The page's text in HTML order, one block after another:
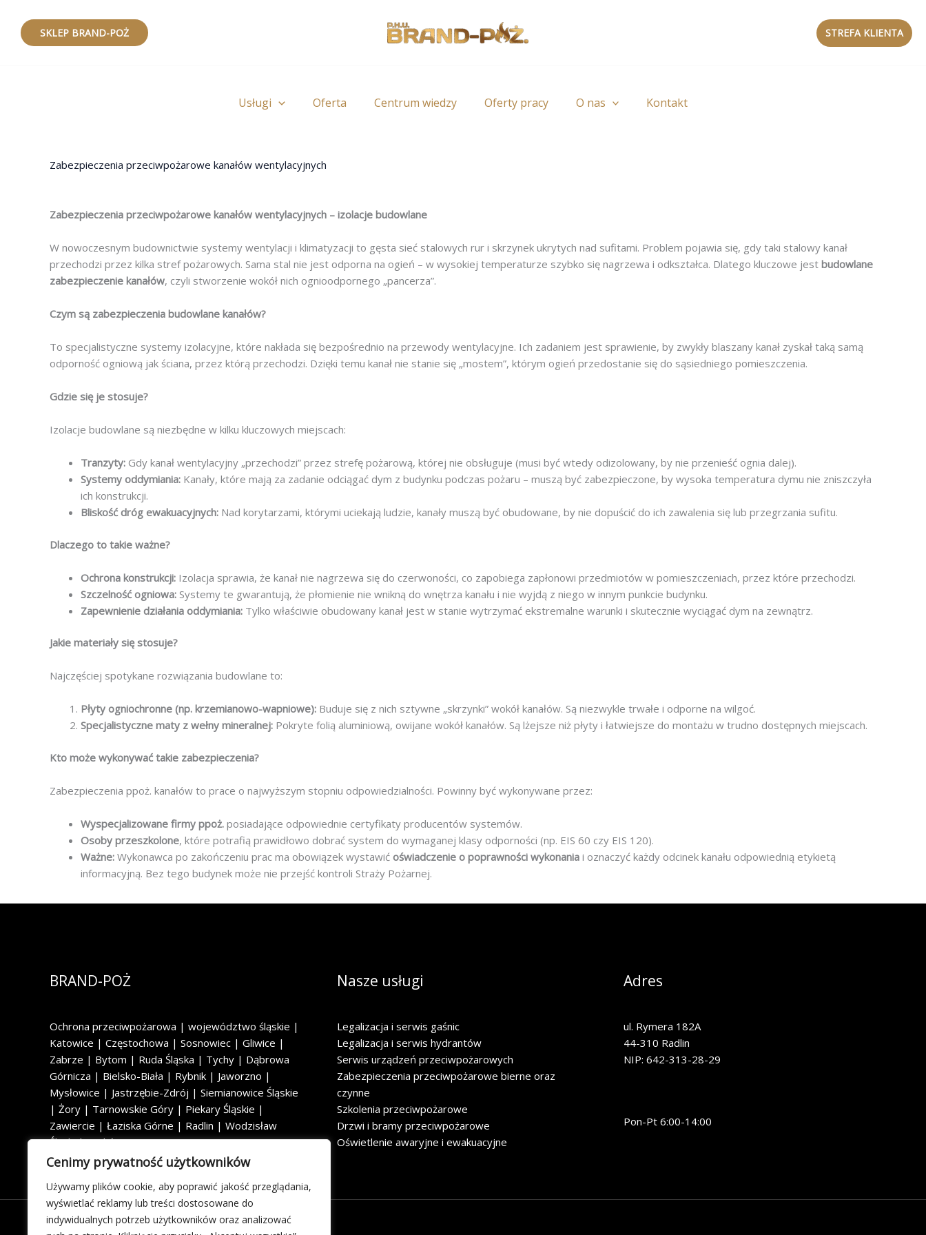
Cenimy prywatność użytkowników
Używamy plików cookie, aby poprawić jakość przeglądania,
wyświetlać reklamy lub treści dostosowane do
indywidualnych potrzeb użytkowników oraz analizować
treści
SKLEP BRAND-POŻ STREFA KLIENTA
Usługi Oferta Centrum wiedzy Oferty pracy O nas Kontakt
Zabezpieczenia przeciwpożarowe kanałów wentylacyjnych
Zabezpieczenia przeciwpożarowe kanałów wentylacyjnych – izolacje budowlane
W nowoczesnym budownictwie systemy wentylacji i klimatyzacji to gęsta sieć stalowych rur i skrzynek ukrytych nad sufitami. Problem pojawia się, gdy taki stalowy kanał
przechodzi przez kilka stref pożarowych. Sama stal nie jest odporna na ogień – w wysokiej temperaturze szybko się nagrzewa i odkształca. Dlatego kluczowe jest budowlane
zabezpieczenie kanałów, czyli stworzenie wokół nich ognioodpornego „pancerza”.
Czym są zabezpieczenia budowlane kanałów?
To specjalistyczne systemy izolacyjne, które nakłada się bezpośrednio na przewody wentylacyjne. Ich zadaniem jest sprawienie, by zwykły blaszany kanał zyskał taką samą
odporność ogniową jak ściana, przez którą przechodzi. Dzięki temu kanał nie stanie się „mostem”, którym ogień przedostanie się do sąsiedniego pomieszczenia.
Gdzie się je stosuje?
Izolacje budowlane są niezbędne w kilku kluczowych miejscach:
Tranzyty: Gdy kanał wentylacyjny „przechodzi” przez strefę pożarową, której nie obsługuje (musi być wtedy odizolowany, by nie przenieść ognia dalej).
Systemy oddymiania: Kanały, które mają za zadanie odciągać dym z budynku podczas pożaru – muszą być zabezpieczone, by wysoka temperatura dymu nie zniszczyła
ich konstrukcji.
Bliskość dróg ewakuacyjnych: Nad korytarzami, którymi uciekają ludzie, kanały muszą być obudowane, by nie dopuścić do ich zawalenia się lub przegrzania sufitu.
Dlaczego to takie ważne?
Ochrona konstrukcji: Izolacja sprawia, że kanał nie nagrzewa się do czerwoności, co zapobiega zapłonowi przedmiotów w pomieszczeniach, przez które przechodzi.
Szczelność ogniowa: Systemy te gwarantują, że płomienie nie wnikną do wnętrza kanału i nie wyjdą z niego w innym punkcie budynku.
Zapewnienie działania oddymiania: Tylko właściwie obudowany kanał jest w stanie wytrzymać ekstremalne warunki i skutecznie wyciągać dym na zewnątrz.
Jakie materiały się stosuje?
Najczęściej spotykane rozwiązania budowlane to:
Płyty ogniochronne (np. krzemianowo-wapniowe): Buduje się z nich sztywne „skrzynki” wokół kanałów. Są niezwykle trwałe i odporne na wilgoć.
Specjalistyczne maty z wełny mineralnej: Pokryte folią aluminiową, owijane wokół kanałów. Są lżejsze niż płyty i łatwiejsze do montażu w trudno dostępnych miejscach.
Kto może wykonywać takie zabezpieczenia?
Zabezpieczenia ppoż. kanałów to prace o najwyższym stopniu odpowiedzialności. Powinny być wykonywane przez:
Wyspecjalizowane firmy ppoż. posiadające odpowiednie certyfikaty producentów systemów.
Osoby przeszkolone, które potrafią prawidłowo dobrać system do wymaganej klasy odporności (np. EIS 60 czy EIS 120).
Ważne: Wykonawca po zakończeniu prac ma obowiązek wystawić oświadczenie o poprawności wykonania i oznaczyć każdy odcinek kanału odpowiednią etykietą
informacyjną. Bez tego budynek może nie przejść kontroli Straży Pożarnej.
BRAND-POŻ
Ochrona przeciwpożarowa | województwo śląskie |
Katowice | Częstochowa | Sosnowiec | Gliwice |
Zabrze | Bytom | Ruda Śląska | Tychy | Dąbrowa
Górnicza | Bielsko-Biała | Rybnik | Jaworzno |
Mysłowice | Jastrzębie-Zdrój | Siemianowice Śląskie
| Żory | Tarnowskie Góry | Piekary Śląskie |
Zawiercie | Łaziska Górne | Radlin | Wodzisław
Śląski | Rydułtowy
Nasze usługi
Legalizacja i serwis gaśnic
Legalizacja i serwis hydrantów
Serwis urządzeń przeciwpożarowych
Zabezpieczenia przeciwpożarowe bierne oraz
czynne
Szkolenia przeciwpożarowe
Drzwi i bramy przeciwpożarowe
Oświetlenie awaryjne i ewakuacyjne
Adres
ul. Rymera 182A
44-310 Radlin
NIP: 642-313-28-29
Pon-Pt 6:00-14:00